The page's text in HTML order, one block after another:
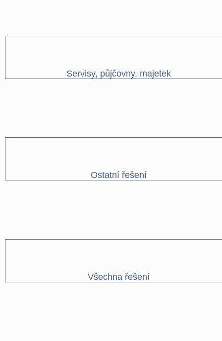
Servisy, půjčovny, majetek
Ostatní řešení
Všechna řešení